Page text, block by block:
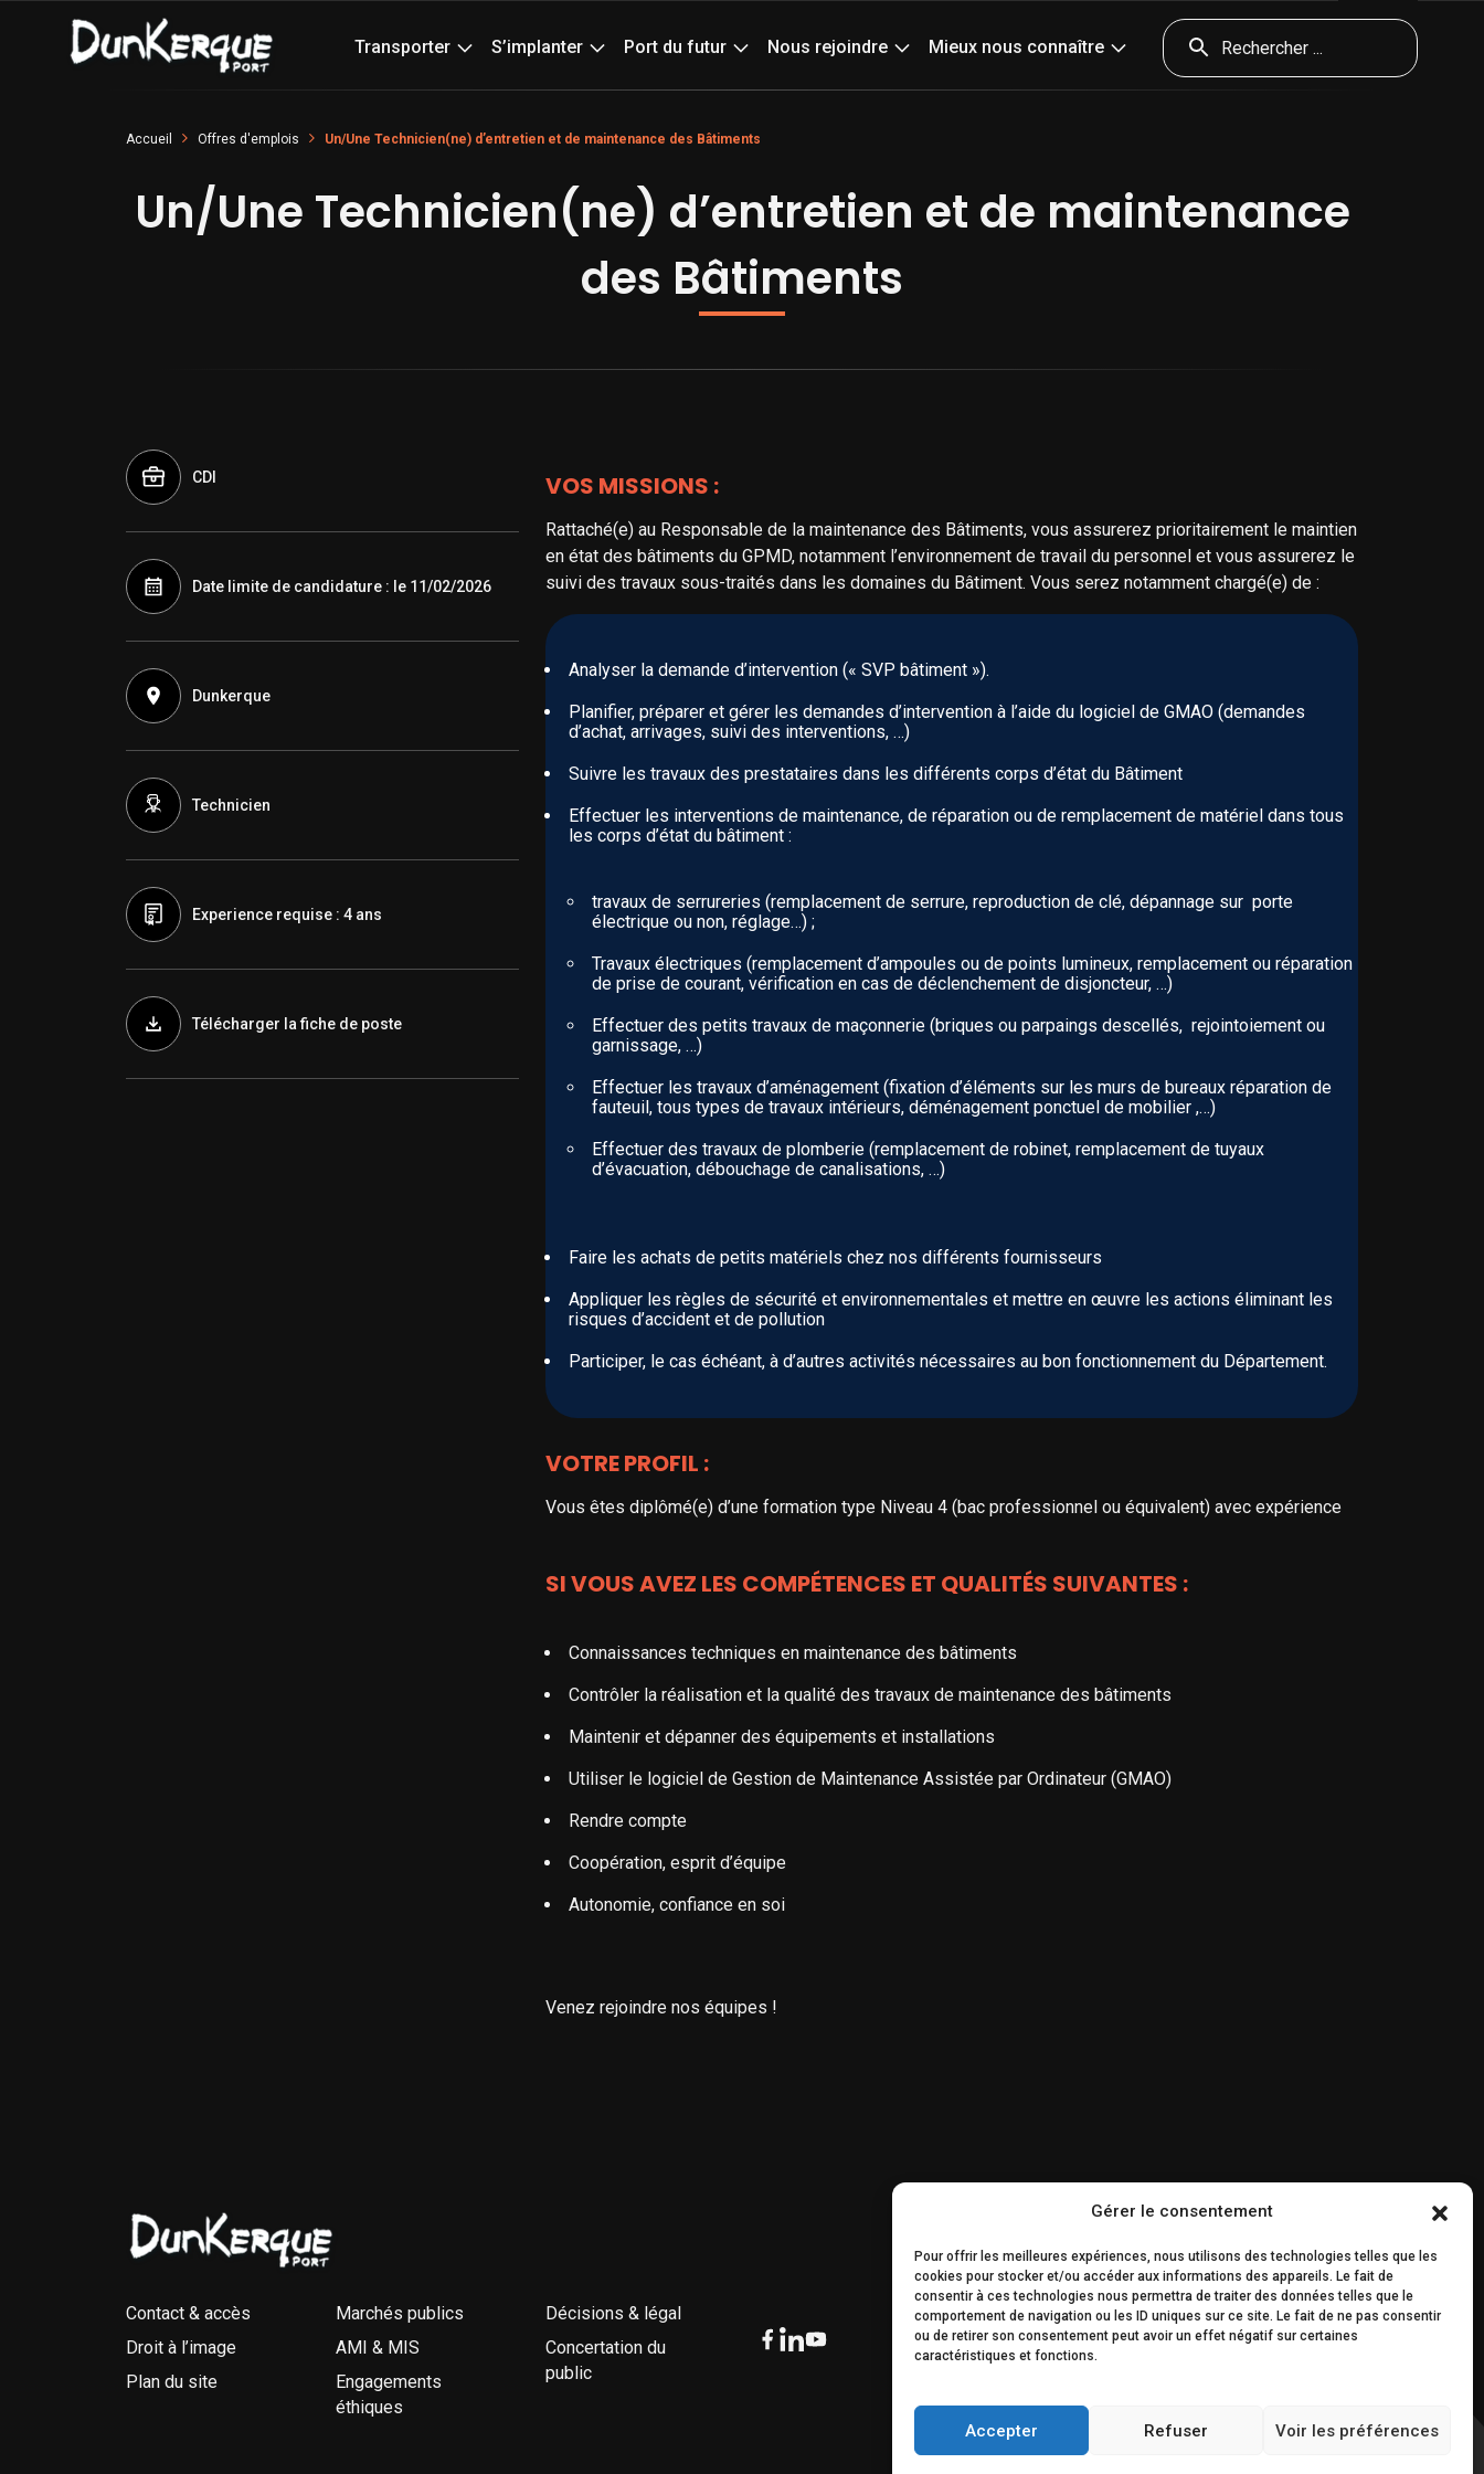
Gérer le consentement
Pour offrir les meilleures expériences, nous utilisons des technologies telles que les
cookies pour stocker et/ou accéder aux informations des appareils. Le fait de
consentir à ces technologies nous permettra de traiter des données telles que le
comportement de navigation ou les ID uniques sur ce site. Le fait de ne pas consentir
ou de retirer son consentement peut avoir un effet négatif sur certaines
caractéristiques et fonctions.
Accepter Refuser Voir les préférences
Transporter S’implanter Port du futur Nous rejoindre Mieux nous connaître
Accueil Offres d'emplois Un/Une Technicien(ne) d’entretien et de maintenance des Bâtiments
Un/Une Technicien(ne) d’entretien et de maintenance
des Bâtiments
CDI
Date limite de candidature : le 11/02/2026
Dunkerque
Technicien
Experience requise : 4 ans
Télécharger la fiche de poste
VOS MISSIONS :
Rattaché(e) au Responsable de la maintenance des Bâtiments, vous assurerez prioritairement le maintien
en état des bâtiments du GPMD, notamment l’environnement de travail du personnel et vous assurerez le
suivi des travaux sous-traités dans les domaines du Bâtiment. Vous serez notamment chargé(e) de :
Analyser la demande d’intervention (« SVP bâtiment »).
Planifier, préparer et gérer les demandes d’intervention à l’aide du logiciel de GMAO (demandes
d’achat, arrivages, suivi des interventions, …)
Suivre les travaux des prestataires dans les différents corps d’état du Bâtiment
Effectuer les interventions de maintenance, de réparation ou de remplacement de matériel dans tous
les corps d’état du bâtiment :
travaux de serrureries (remplacement de serrure, reproduction de clé, dépannage sur porte
électrique ou non, réglage…) ;
Travaux électriques (remplacement d’ampoules ou de points lumineux, remplacement ou réparation
de prise de courant, vérification en cas de déclenchement de disjoncteur, …)
Effectuer des petits travaux de maçonnerie (briques ou parpaings descellés, rejointoiement ou
garnissage, …)
Effectuer les travaux d’aménagement (fixation d’éléments sur les murs de bureaux réparation de
fauteuil, tous types de travaux intérieurs, déménagement ponctuel de mobilier ,…)
Effectuer des travaux de plomberie (remplacement de robinet, remplacement de tuyaux
d’évacuation, débouchage de canalisations, …)
Faire les achats de petits matériels chez nos différents fournisseurs
Appliquer les règles de sécurité et environnementales et mettre en œuvre les actions éliminant les
risques d’accident et de pollution
Participer, le cas échéant, à d’autres activités nécessaires au bon fonctionnement du Département.
VOTRE PROFIL :
Vous êtes diplômé(e) d’une formation type Niveau 4 (bac professionnel ou équivalent) avec expérience
SI VOUS AVEZ LES COMPÉTENCES ET QUALITÉS SUIVANTES :
Connaissances techniques en maintenance des bâtiments
Contrôler la réalisation et la qualité des travaux de maintenance des bâtiments
Maintenir et dépanner des équipements et installations
Utiliser le logiciel de Gestion de Maintenance Assistée par Ordinateur (GMAO)
Rendre compte
Coopération, esprit d’équipe
Autonomie, confiance en soi
Venez rejoindre nos équipes !
Contact & accès
Droit à l’image
Plan du site
Marchés publics
AMI & MIS
Engagements
éthiques
Décisions & légal
Concertation du
public